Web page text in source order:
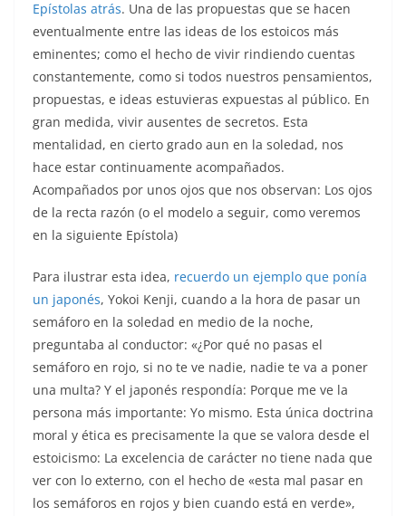
Epístolas atrás. Una de las propuestas que se hacen
eventualmente entre las ideas de los estoicos más
eminentes; como el hecho de vivir rindiendo cuentas
constantemente, como si todos nuestros pensamientos,
propuestas, e ideas estuvieras expuestas al público. En
gran medida, vivir ausentes de secretos. Esta
mentalidad, en cierto grado aun en la soledad, nos
hace estar continuamente acompañados.
Acompañados por unos ojos que nos observan: Los ojos
de la recta razón (o el modelo a seguir, como veremos
en la siguiente Epístola)
Para ilustrar esta idea, recuerdo un ejemplo que ponía
un japonés, Yokoi Kenji, cuando a la hora de pasar un
semáforo en la soledad en medio de la noche,
preguntaba al conductor: «¿Por qué no pasas el
semáforo en rojo, si no te ve nadie, nadie te va a poner
una multa? Y el japonés respondía: Porque me ve la
persona más importante: Yo mismo. Esta única doctrina
moral y ética es precisamente la que se valora desde el
estoicismo: La excelencia de carácter no tiene nada que
ver con lo externo, con el hecho de «esta mal pasar en
los semáforos en rojos y bien cuando está en verde»,